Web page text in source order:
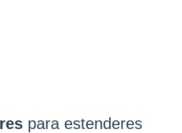
para estenderes